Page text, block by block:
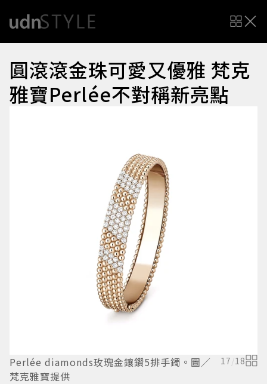
圓滾滾金珠可愛又優雅 梵克
雅寶Perlée不對稱新亮點
Perlée diamonds玫瑰金鑲鑽5排手鐲。圖／
梵克雅寶提供
17/18